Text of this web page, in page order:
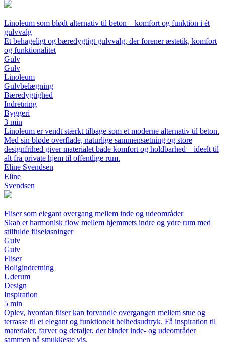
Linoleum som blødt alternativ til beton – komfort og funktion i ét
gulvvalg
Et behageligt og bæredygtigt gulvvalg, der forener æstetik, komfort
og funktionalitet
Gulv
Gulv
Linoleum
Gulvbelægning
Bæredygtighed
Indretning
Byggeri
3 min
Linoleum er vendt stærkt tilbage som et moderne alternativ til beton.
Med sin bløde overflade, naturlige sammensætning og store
designfrihed giver materialet både komfort og holdbarhed – ideelt til
alt fra private hjem til offentlige rum.
Eline Svendsen
Eline
Svendsen
Fliser som elegant overgang mellem inde og udeområder
Skab et harmonisk flow mellem hjemmets indre og ydre rum med
stilfulde fliseløsninger
Gulv
Gulv
Fliser
Boligindretning
Uderum
Design
Inspiration
5 min
Oplev, hvordan fliser kan forvandle overgangen mellem stue og
terrasse til et elegant og funktionelt helhedsudtryk. Få inspiration til
materialer, farver og detaljer, der binder inde- og udeområder
sammen på smukkeste vis.